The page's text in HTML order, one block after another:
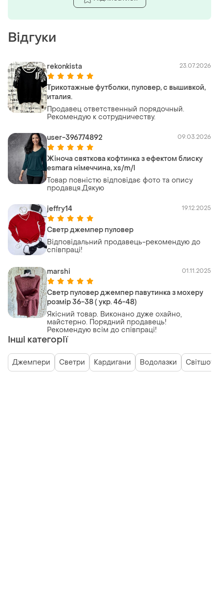
Відгуки
rekonkista 23.07.2026
Трикотажные футболки, пуловер, с вышивкой,
италия.
Продавец ответственный порядочный.
Рекомендую к сотрудничеству.
user-396774892 09.03.2026
Жіноча святкова кофтинка з ефектом блиску
esmara німеччина, xs/m/l
Товар повністю відповідає фото та опису
продавця.Дякую
jeffry14 19.12.2025
Светр джемпер пуловер
Відповідальний продавець-рекомендую до
співпраці!
marshi 01.11.2025
Светр пуловер джемпер павутинка з мохеру
розмір 36-38 ( укр. 46-48)
Якісний товар. Виконано дуже охайно,
майстерно. Порядний продавець!
Рекомендую всім до співпраці!
Інші категорії
Джемпери Светри Кардигани Водолазки Світшоти